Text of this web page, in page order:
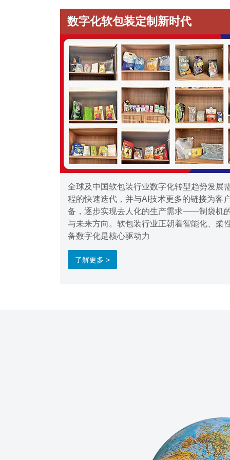
数字化软包装定制新时代
全球及中国软包装行业数字化转型趋势发展
程的快速迭代，并与AI技术更多的链接为客
备，逐步实现去人化的生产需求——制袋机
与未来方向。软包装行业正朝着智能化、柔
备数字化是核心驱动力
了解更多 >